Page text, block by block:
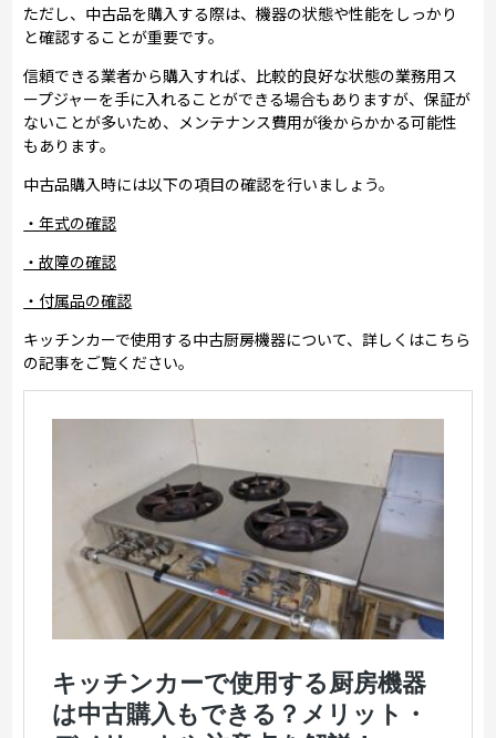
ただし、中古品を購入する際は、機器の状態や性能をしっかり
と確認することが重要です。
信頼できる業者から購入すれば、比較的良好な状態の業務用ス
ープジャーを手に入れることができる場合もありますが、保証が
ないことが多いため、メンテナンス費用が後からかかる可能性
もあります。
中古品購入時には以下の項目の確認を行いましょう。
・年式の確認
・故障の確認
・付属品の確認
キッチンカーで使用する中古厨房機器について、詳しくはこちら
の記事をご覧ください。